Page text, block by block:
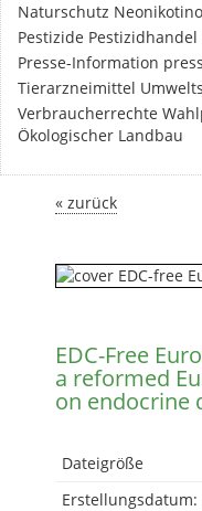
Naturschutz
Pestizide Pestizidhandel
Presse-Information
Tierarzneimittel
Verbraucherrechte
Ökologischer Landbau
« zurück
EDC-Free
a reformed
on endocrine
Dateigröße
Erstellungsdatum: